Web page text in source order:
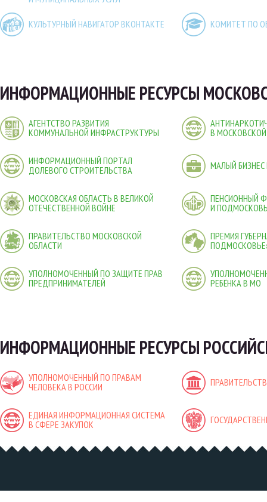
КУЛЬТУРНЫЙ НАВИГАТОР ВКОНТАКТЕ КОМИТЕТ ПО
ИНФОРМАЦИОННЫЕ РЕСУРСЫ
АГЕНТСТВО РАЗВИТИЯ
КОММУНАЛЬНОЙ ИНФРАСТРУКТУРЫ
В
ИНФОРМАЦИОННЫЙ ПОРТАЛ
ДОЛЕВОГО СТРОИТЕЛЬСТВА
МАЛЫЙ
МОСКОВСКАЯ ОБЛАСТЬ В ВЕЛИКОЙ
ОТЕЧЕСТВЕННОЙ ВОЙНЕ
ПЕНСИОННЫЙ
И
ПРАВИТЕЛЬСТВО МОСКОВСКОЙ
ОБЛАСТИ
ПРЕМИЯ
УПОЛНОМОЧЕННЫЙ ПО ЗАЩИТЕ ПРАВ
ПРЕДПРИНИМАТЕЛЕЙ
РЕБЁНКА В МО
ИНФОРМАЦИОННЫЕ РЕСУРСЫ
УПОЛНОМОЧЕННЫЙ ПО ПРАВАМ
ЧЕЛОВЕКА В РОССИИ
ЕДИНАЯ ИНФОРМАЦИОННАЯ СИСТЕМА
В СФЕРЕ ЗАКУПОК